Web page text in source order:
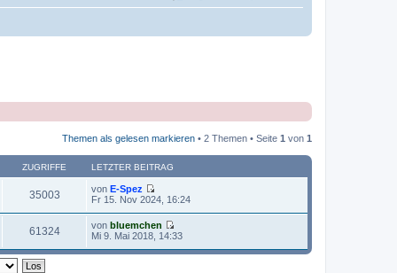
Themen als gelesen markieren • 2 Themen • Seite 1 von 1
ZUGRIFFE LETZTER BEITRAG
35003 von E-Spez
N
e
s
t
Fr 15. Nov 2024, 16:24
61324 von bluemchen
N
u
Mi 9. Mai 2018, 14:33